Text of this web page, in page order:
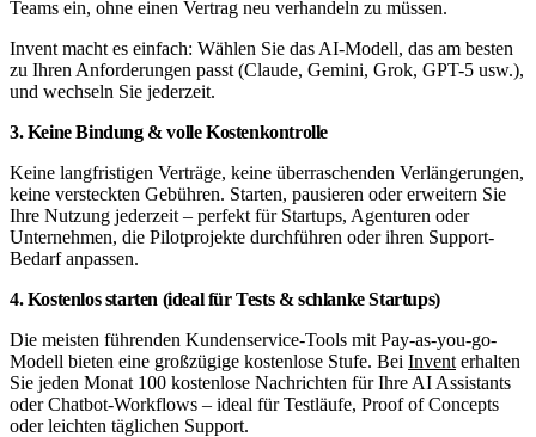
Teams ein, ohne einen Vertrag neu verhandeln zu müssen.
Invent macht es einfach: Wählen Sie das AI-Modell, das am besten
zu Ihren Anforderungen passt (Claude, Gemini, Grok, GPT-5 usw.),
und wechseln Sie jederzeit.
3. Keine Bindung & volle Kostenkontrolle
Keine langfristigen Verträge, keine überraschenden Verlängerungen,
keine versteckten Gebühren. Starten, pausieren oder erweitern Sie
Ihre Nutzung jederzeit – perfekt für Startups, Agenturen oder
Unternehmen, die Pilotprojekte durchführen oder ihren Support-
Bedarf anpassen.
4. Kostenlos starten (ideal für Tests & schlanke Startups)
Die meisten führenden Kundenservice-Tools mit Pay-as-you-go-
Modell bieten eine großzügige kostenlose Stufe. Bei Invent erhalten
Sie jeden Monat 100 kostenlose Nachrichten für Ihre AI Assistants
oder Chatbot-Workflows – ideal für Testläufe, Proof of Concepts
oder leichten täglichen Support.